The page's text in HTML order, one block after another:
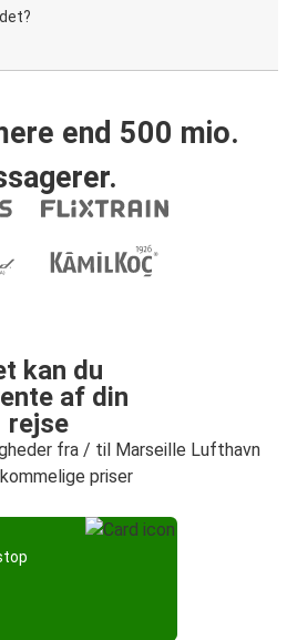
end 500 mio.
kan du
af din
rejse
fra / til Marseille Lufthavn
priser